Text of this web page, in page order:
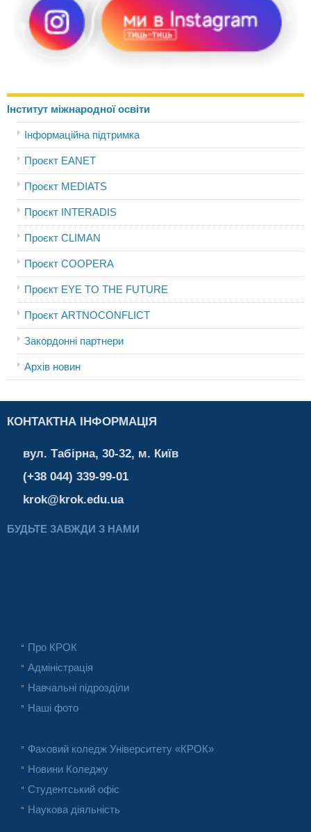
Інститут міжнародної освіти
Інформаційна підтримка
Проєкт EANET
Проєкт MEDIATS
Проєкт INTERADIS
Проєкт CLIMAN
Проєкт COOPERA
Проєкт EYE TO THE FUTURE
Проєкт ARTNOCONFLICT
Закордонні партнери
Архів новин
КОНТАКТНА ІНФОРМАЦІЯ
вул. Табірна, 30-32, м. Київ
(+38 044) 339-99-01
krok@krok.edu.ua
БУДЬТЕ ЗАВЖДИ З НАМИ
Про КРОК
Адміністрація
Навчальні підрозділи
Наші фото
Фаховий коледж Університету «КРОК»
Новини Коледжу
Студентський офіс
Наукова діяльність